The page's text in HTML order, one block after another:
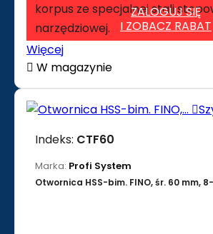
korpus ze specjalnej stali
narzędziowej.
ZALOGUJ SIĘ
I ZOBACZ RABAT
Więcej
 W magazynie

Indeks: CTF60
Marka: Profi System
Otwornica HSS-bim. FINO, śr. 60 mm,